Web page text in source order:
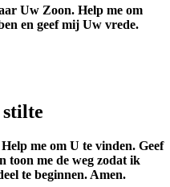
Uw Zoon. Help me om
en geef mij Uw vrede.
stilte
me om U te vinden. Geef
toon me de weg zodat ik
te beginnen. Amen.